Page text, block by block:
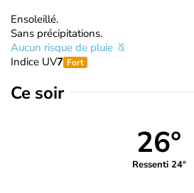
Ensoleillé.
Sans précipitations.
Aucun risque de pluie
Indice UV7 Fort
Ce soir
26°
Ressenti 24°